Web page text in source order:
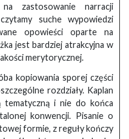
zastosowanie narracji
suche wypowiedzi
opowieści oparte na
jest bardziej atrakcyjna w
merytorycznej.
kopiowania sporej części
rozdziały. Kaplan
tematyczną i nie do końca
konwencji. Pisanie o
formie, z reguły kończy